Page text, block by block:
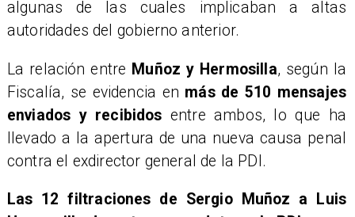
algunas de las cuales implicaban a altas
autoridades del gobierno anterior.
​La relación entre Muñoz y Hermosilla, según la
Fiscalía, se evidencia en más de 510 mensajes
enviados y recibidos entre ambos, lo que ha
llevado a la apertura de una nueva causa penal
contra el exdirector general de la PDI.
Las 12 filtraciones de Sergio Muñoz a Luis